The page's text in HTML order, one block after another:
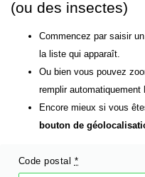
(ou des insectes)
Commencez par saisir
la liste qui apparaît.
Ou bien vous pouvez
remplir automatiquement
Encore mieux si vous
bouton de
Code postal *